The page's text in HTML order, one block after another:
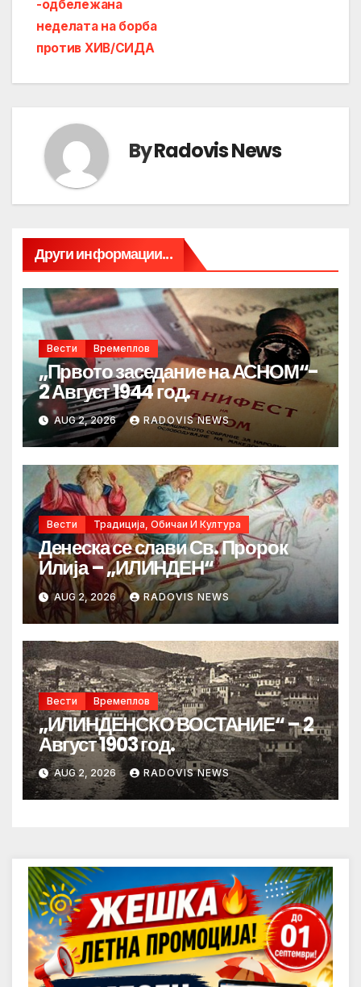
-одбележана
неделата на борба
против ХИВ/СИДА
ByRadovis News
Други информации...
Вести Времеплов
„Првото заседание на АСНОМ“-
2 Август 1944 год.
AUG 2, 2026 RADOVIS NEWS
Вести Традиција, Обичаи И Култура
Денеска се слави Св. Пророк
Илија – „ИЛИНДЕН“
AUG 2, 2026 RADOVIS NEWS
Вести Времеплов
„ИЛИНДЕНСКО ВОСТАНИЕ“ – 2
Август 1903 год.
AUG 2, 2026 RADOVIS NEWS